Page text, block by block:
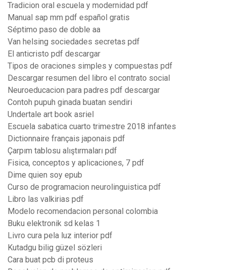
Tradicion oral escuela y modernidad pdf
Manual sap mm pdf español gratis
Séptimo paso de doble aa
Van helsing sociedades secretas pdf
El anticristo pdf descargar
Tipos de oraciones simples y compuestas pdf
Descargar resumen del libro el contrato social
Neuroeducacion para padres pdf descargar
Contoh pupuh ginada buatan sendiri
Undertale art book asriel
Escuela sabatica cuarto trimestre 2018 infantes
Dictionnaire français japonais pdf
Çarpım tablosu alıştırmaları pdf
Fisica, conceptos y aplicaciones, 7 pdf
Dime quien soy epub
Curso de programacion neurolinguistica pdf
Libro las valkirias pdf
Modelo recomendacion personal colombia
Buku elektronik sd kelas 1
Livro cura pela luz interior pdf
Kutadgu bilig güzel sözleri
Cara buat pcb di proteus